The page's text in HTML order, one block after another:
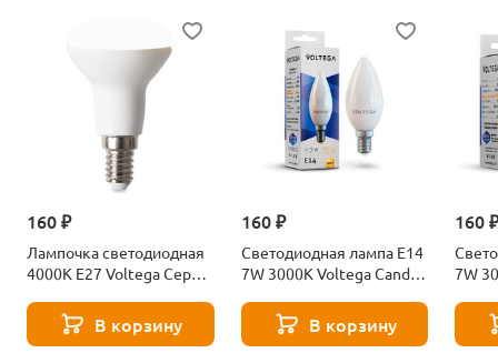
160 ₽
Лампочка светодиодная
4000К Е27 Voltega Серия
В корзину
160 ₽
Светодиодная лампа E14
7W 3000K Voltega Candle
В корзину
160
7W